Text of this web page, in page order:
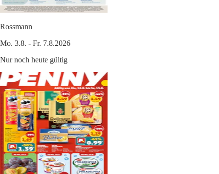
Rossmann
Mo. 3.8. - Fr. 7.8.2026
Nur noch heute gültig